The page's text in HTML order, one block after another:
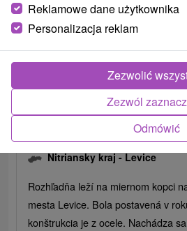
Rozhľadňa na Levickej kalvárii
Nitriansky kraj -Levice
Rozhľadňa leží na miernom kopci
mesta Levice. Bola postavená v
konštrukcia je z ocele. Nachádza
Reklamowe dane użytkownika
Personalizacja reklam
Odmówić
Zezwól
Zezwolić